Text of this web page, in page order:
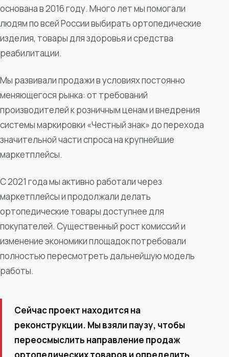
основана в 2016 году. Много лет мы помогали
людям по всей России выбирать ортопедические
изделия, товары для здоровья и средства
реабилитации.
Мы развивали продажи в условиях постоянно
меняющегося рынка: от требований
производителей к розничным ценам и внедрения
системы маркировки «Честный знак» до перехода
значительной части спроса на крупнейшие
маркетплейсы.
С 2021 года мы активно работали через
маркетплейсы и продолжали делать
ортопедические товары доступнее для
покупателей. Существенный рост комиссий и
изменение экономики площадок потребовали
полностью пересмотреть дальнейшую модель
работы.
Сейчас проект находится на
реконструкции. Мы взяли паузу, чтобы
переосмыслить направление продаж